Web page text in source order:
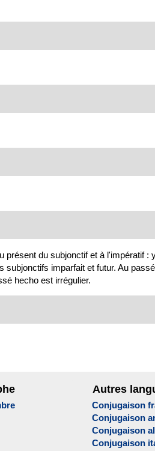
présent du subjonctif et à l'impératif :
subjonctifs imparfait et futur. Au passé
hecho est irrégulier.
Autres
Conjugaison
Conjugaison
Conjugaison
Conjugaison